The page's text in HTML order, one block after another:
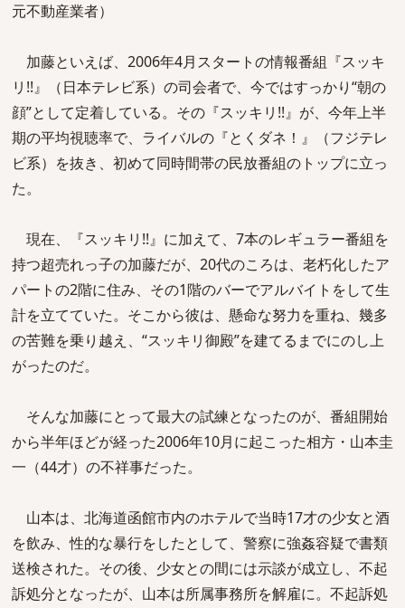
元不動産業者）
加藤といえば、2006年4月スタートの情報番組『スッキ
リ!!』（日本テレビ系）の司会者で、今ではすっかり“朝の
顔”として定着している。その『スッキリ!!』が、今年上半
期の平均視聴率で、ライバルの『とくダネ！』（フジテレ
ビ系）を抜き、初めて同時間帯の民放番組のトップに立っ
た。
現在、『スッキリ!!』に加えて、7本のレギュラー番組を
持つ超売れっ子の加藤だが、20代のころは、老朽化したア
パートの2階に住み、その1階のバーでアルバイトをして生
計を立てていた。そこから彼は、懸命な努力を重ね、幾多
の苦難を乗り越え、“スッキリ御殿”を建てるまでにのし上
がったのだ。
そんな加藤にとって最大の試練となったのが、番組開始
から半年ほどが経った2006年10月に起こった相方・山本圭
一（44才）の不祥事だった。
山本は、北海道函館市内のホテルで当時17才の少女と酒
を飲み、性的な暴行をしたとして、警察に強姦容疑で書類
送検された。その後、少女との間には示談が成立し、不起
訴処分となったが、山本は所属事務所を解雇に。不起訴処